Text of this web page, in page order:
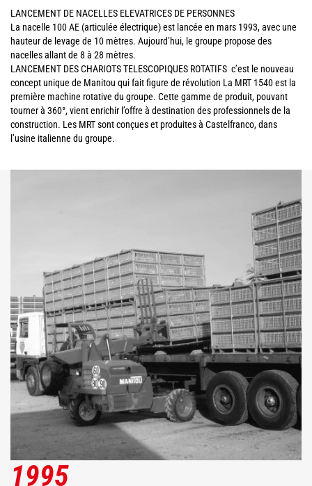
LANCEMENT DE NACELLES ELEVATRICES DE PERSONNES
La nacelle 100 AE (articulée électrique) est lancée en mars 1993, avec une
hauteur de levage de 10 mètres. Aujourd’hui, le groupe propose des
nacelles allant de 8 à 28 mètres.
LANCEMENT DES CHARIOTS TELESCOPIQUES ROTATIFS c’est le nouveau
concept unique de Manitou qui fait figure de révolution La MRT 1540 est la
première machine rotative du groupe. Cette gamme de produit, pouvant
tourner à 360°, vient enrichir l’offre à destination des professionnels de la
construction. Les MRT sont conçues et produites à Castelfranco, dans
l’usine italienne du groupe.
1995